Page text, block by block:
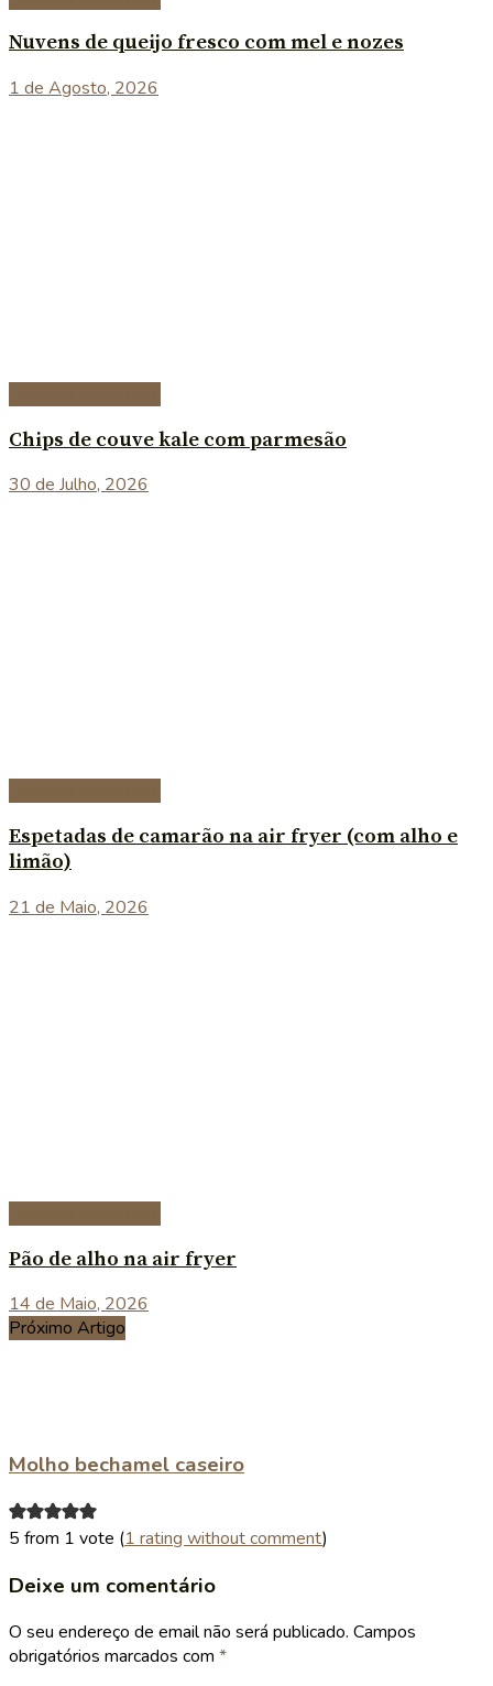
Nuvens de queijo fresco com mel e nozes
1 de Agosto, 2026
Chips de couve kale com parmesão
30 de Julho, 2026
Espetadas de camarão na air fryer (com alho e
limão)
21 de Maio, 2026
Pão de alho na air fryer
14 de Maio, 2026
Próximo Artigo
Molho bechamel caseiro
5 from 1 vote (1 rating without comment)
Deixe um comentário
O seu endereço de email não será publicado. Campos
obrigatórios marcados com *